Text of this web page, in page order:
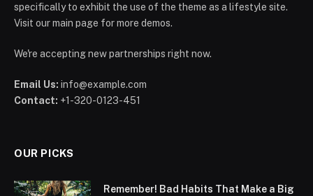
specifically to exhibit the use of the theme as a lifestyle site.
Visit our main page for more demos.
We're accepting new partnerships right now.
Email Us: info@example.com
Contact: +1-320-0123-451
OUR PICKS
Remember! Bad Habits That Make a Big